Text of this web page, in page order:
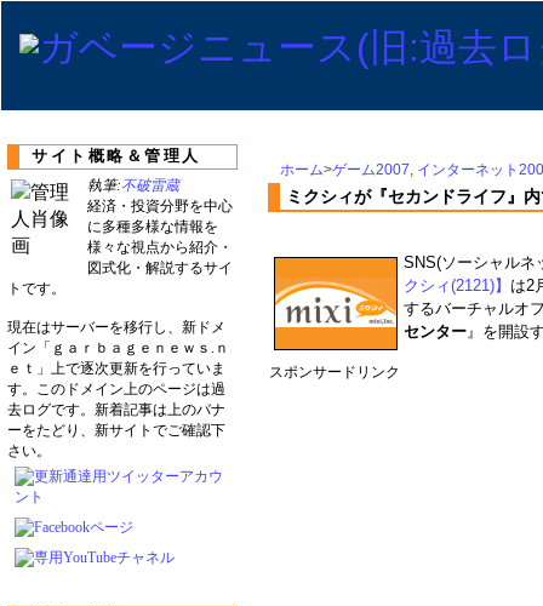
ホーム>ゲーム2007, インターネット
ミクシィが『セカンドライフ』
SNS(ソーシャルネ
クシィ(2121)】 は2
するバーチャルオ
センター』を開設
スポンサードリンク
サイト概略＆管理人
執筆:不破雷蔵
経済・投資分野を中心
に多種多様な情報を
様々な視点から紹介・
図式化・解説するサイ
トです。
現在はサーバーを移行し、新ドメ
イン「ｇａｒｂａｇｅｎｅｗｓ.ｎ
ｅｔ」上で逐次更新を行っていま
す。このドメイン上のページは過
去ログです。新着記事は上のバナ
ーをたどり、新サイトでご確認下
さい。